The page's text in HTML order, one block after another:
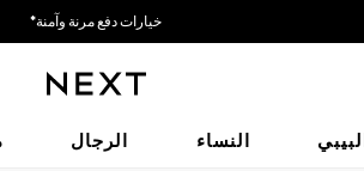
البيبي النساء الرجال